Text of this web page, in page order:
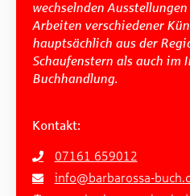
wechselnden
Arbeiten verschiedener
hauptsächlich aus der
Schaufenstern als auch im
Buchhandlung.
Kontakt:
07161 659012
info@barbarossa-